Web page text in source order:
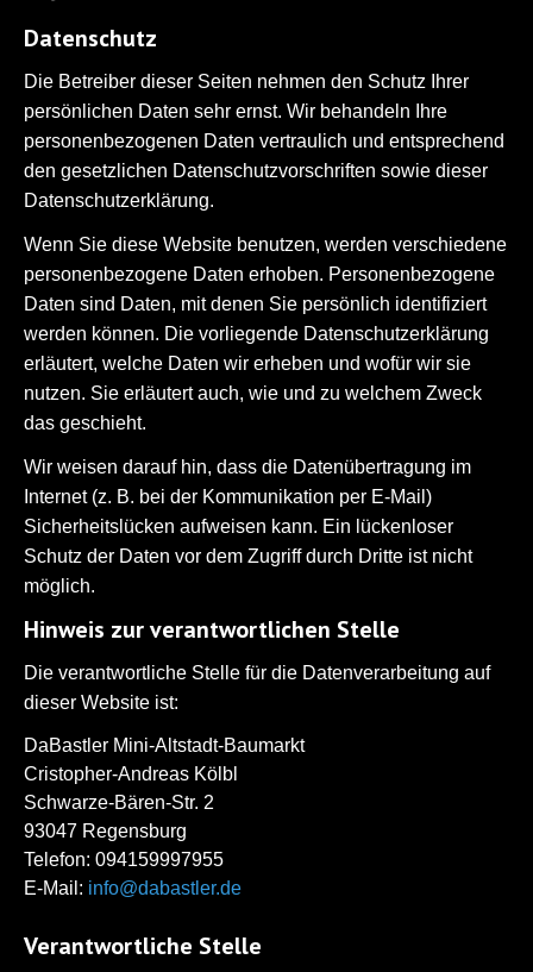
Datenschutz
Die Betreiber dieser Seiten nehmen den Schutz Ihrer
persönlichen Daten sehr ernst. Wir behandeln Ihre
personenbezogenen Daten vertraulich und entsprechend
den gesetzlichen Datenschutzvorschriften sowie dieser
Datenschutzerklärung.
Wenn Sie diese Website benutzen, werden verschiedene
personenbezogene Daten erhoben. Personenbezogene
Daten sind Daten, mit denen Sie persönlich identifiziert
werden können. Die vorliegende Datenschutzerklärung
erläutert, welche Daten wir erheben und wofür wir sie
nutzen. Sie erläutert auch, wie und zu welchem Zweck
das geschieht.
Wir weisen darauf hin, dass die Datenübertragung im
Internet (z. B. bei der Kommunikation per E-Mail)
Sicherheitslücken aufweisen kann. Ein lückenloser
Schutz der Daten vor dem Zugriff durch Dritte ist nicht
möglich.
Hinweis zur verantwortlichen Stelle
Die verantwortliche Stelle für die Datenverarbeitung auf
dieser Website ist:
DaBastler Mini-Altstadt-Baumarkt
Cristopher-Andreas Kölbl
Schwarze-Bären-Str. 2
93047 Regensburg
Telefon: 094159997955
E-Mail: info@dabastler.de
Verantwortliche Stelle